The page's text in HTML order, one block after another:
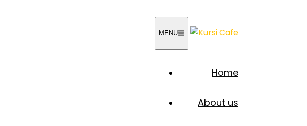
MENU
Home
About us